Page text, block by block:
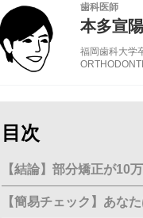
歯科医師
本多宣陽
福岡歯科大学
目次
【結論】部分矯正が10
【簡易チェック】あな